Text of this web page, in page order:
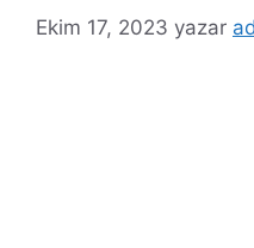
Ekim 17, 2023 yazar